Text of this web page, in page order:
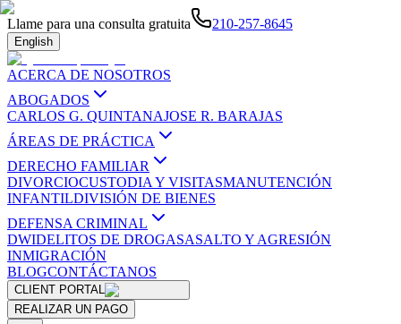
Llame para una consulta gratuita 210-257-8645
English
ACERCA DE NOSOTROS
ABOGADOS
CARLOS G. QUINTANAJOSE R. BARAJAS
ÁREAS DE PRÁCTICA
DERECHO FAMILIAR
DIVORCIOCUSTODIA Y VISITASMANUTENCIÓN
INFANTILDIVISIÓN DE BIENES
DEFENSA CRIMINAL
DWIDELITOS DE DROGASASALTO Y AGRESIÓN
INMIGRACIÓN
BLOGCONTÁCTANOS
CLIENT PORTAL
REALIZAR UN PAGO